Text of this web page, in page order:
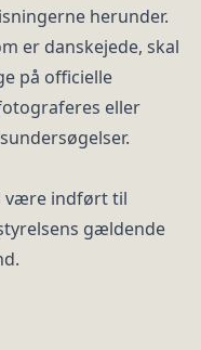
herunder.
er danskejede, skal
på officielle
eller
være indført til
gældende